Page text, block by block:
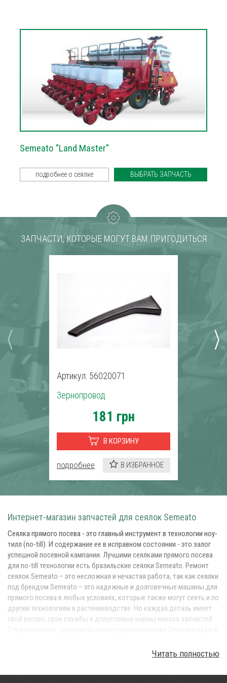
Semeato "Land Master"
подробнее о сеялке ВЫБРАТЬ ЗАПЧАСТЬ
ЗАПЧАСТИ, КОТОРЫЕ МОГУТ ВАМ ПРИГОДИТЬСЯ
Артикул: 56020071
Зернопровод
181 грн
В КОРЗИНУ
подробнее В ИЗБРАННОЕ
Интернет-магазин запчастей для сеялок Semeato
Сеялка прямого посева - это главный инструмент в технологии ноу-
тилл (no-till). И содержание ее в исправном состоянии - это залог
успешной посевной кампании. Лучшими сеялками прямого посева
для no-till технологии есть бразильские сеялки Semeato. Ремонт
сеялок Semeato – это несложная и нечастая работа, так как сеялки
под брендом Semeato – это надежные и долговечные машины для
прямого посева в любых условиях, которые также могут сеять и по
другим технологиям в растениеводстве. Но каждая деталь имеет
свой ресурс, срок службы и допустимые нормы износа запчастей.
операцию в технологии Ноу-тилл – прямой посев. Для этого у вас
Читать полностью